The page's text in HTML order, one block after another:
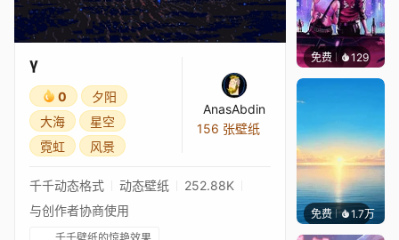
γ
0
夕阳
大海
星空
霓虹
风景
AnasAbdin
156 张壁纸
千千动态格式 动态壁纸
252.88K
与创作者协商使用
免费 129鲨鲨啊
免费 1.7万Ruth